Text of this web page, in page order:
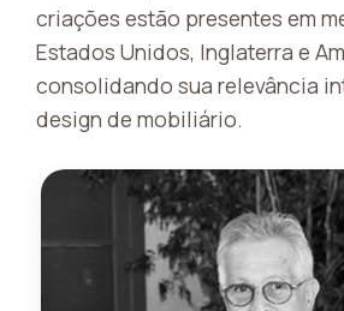
criações estão presentes em
Estados Unidos, Inglaterra e
consolidando sua relevância
design de mobiliário.